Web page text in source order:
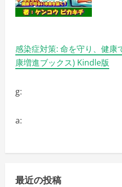
感染症対策: 命を守り、健康
康増進ブックス) Kindle版
g:
a:
最近の投稿